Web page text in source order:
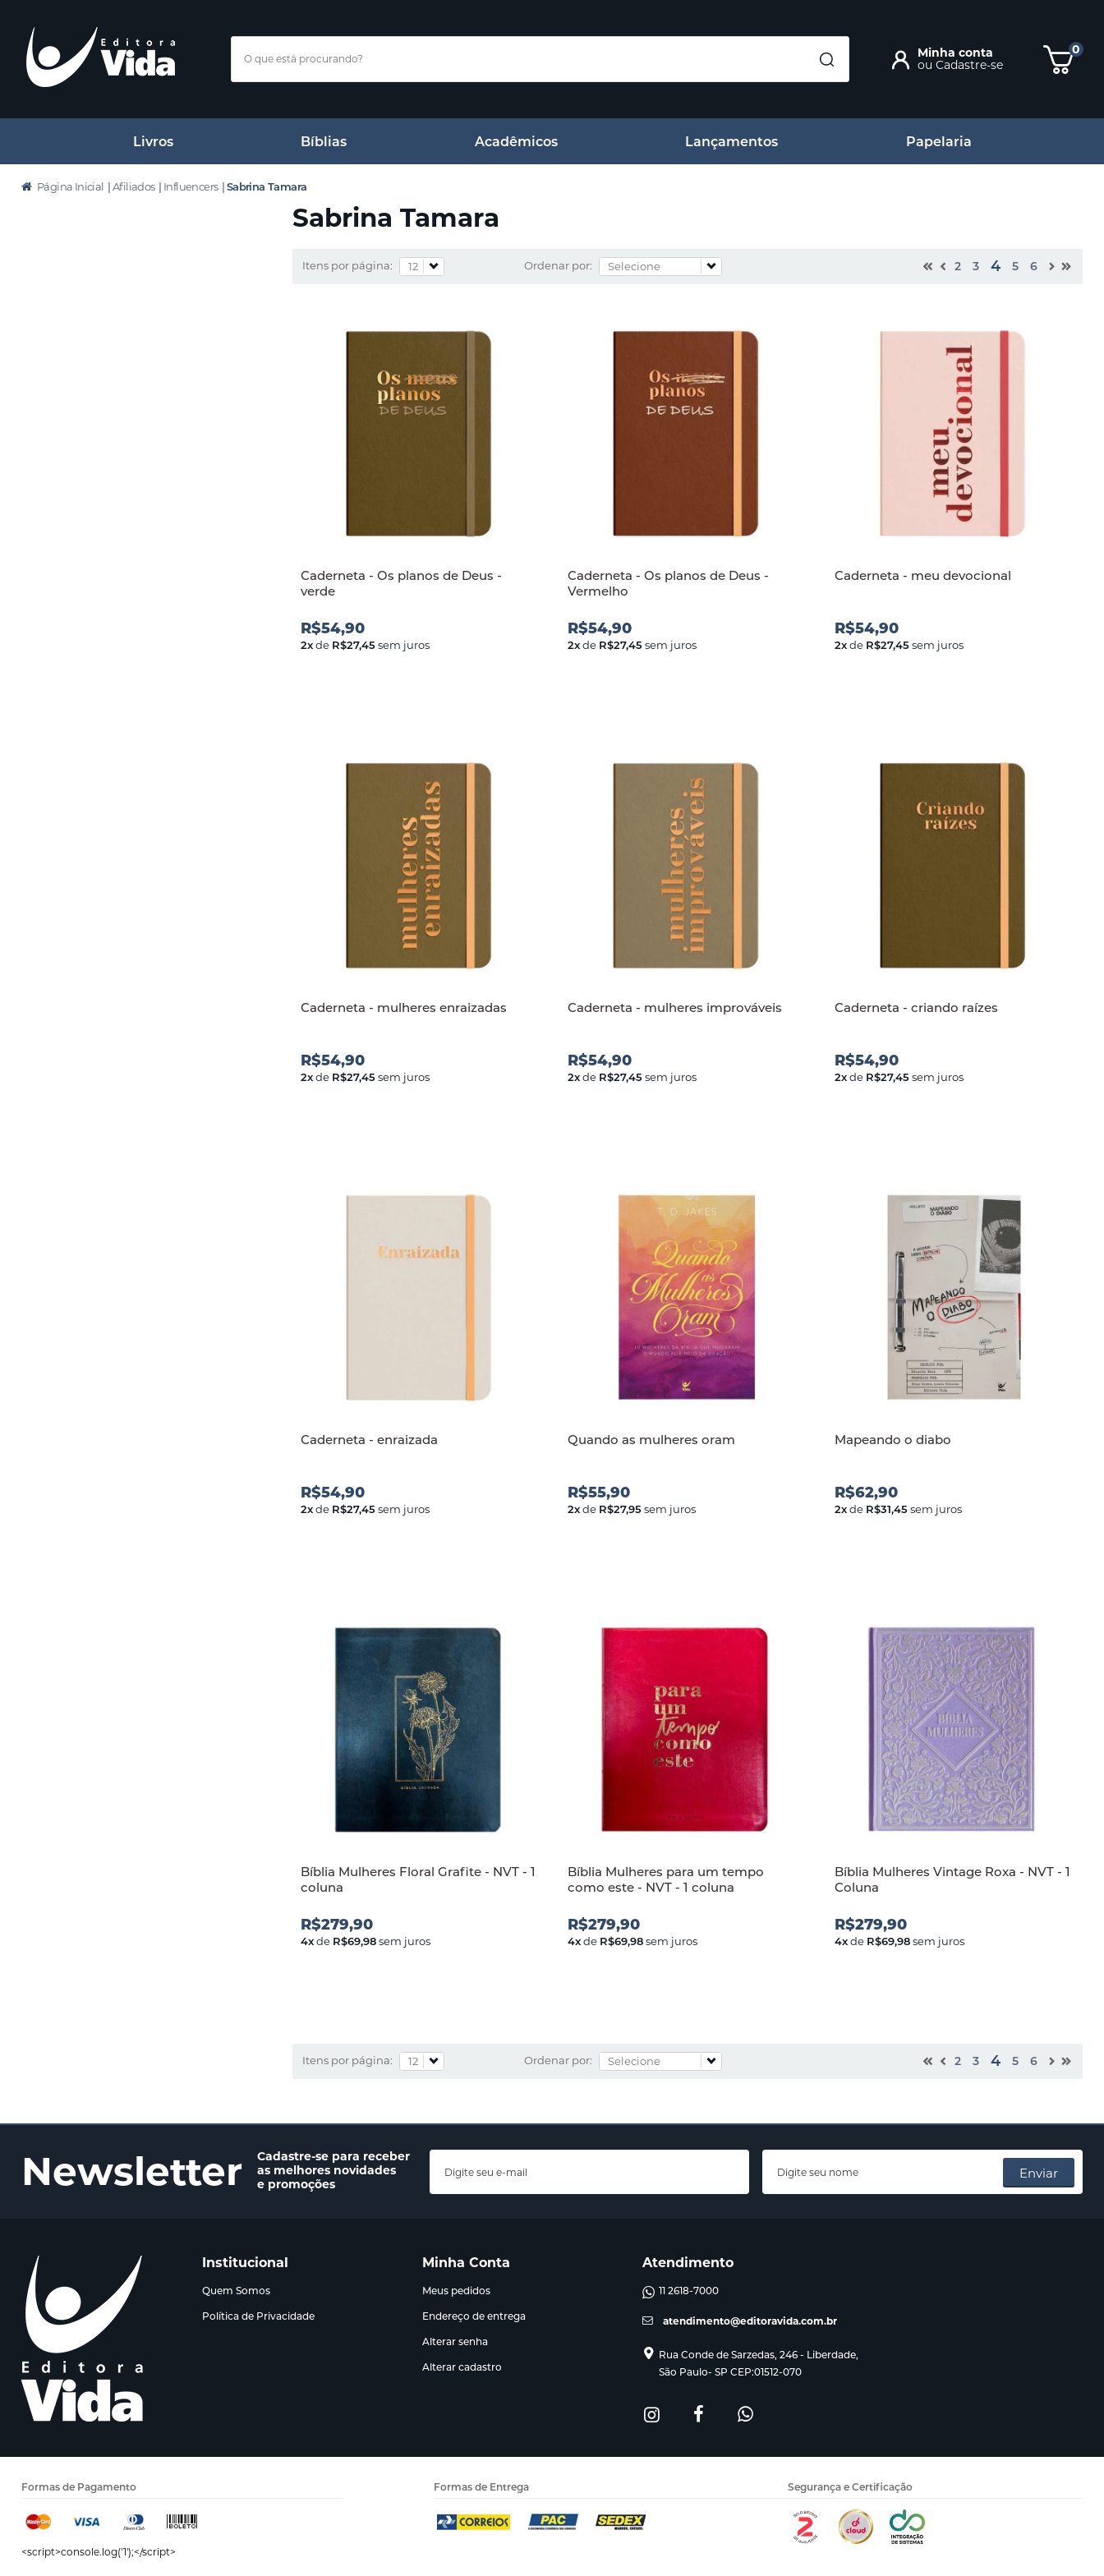
Minha conta
ou Cadastre-se
0
Livros Bíblias Acadêmicos Lançamentos Papelaria
Página Inicial |Afiliados | Influencers |Sabrina Tamara
Sabrina Tamara
Itens por página: Ordenar por: 2 3 4 5 6
Caderneta - Os planos de Deus -
verde
R$54,90
2xde R$27,45sem juros
Caderneta - Os planos de Deus -
Vermelho
R$54,90
2xde R$27,45sem juros
Caderneta - meu devocional
R$54,90
2xde R$27,45sem juros
Caderneta - mulheres enraizadas
R$54,90
2xde R$27,45sem juros
Caderneta - mulheres improváveis
R$54,90
2xde R$27,45sem juros
Caderneta - criando raízes
R$54,90
2xde R$27,45sem juros
Caderneta - enraizada
R$54,90
2xde R$27,45sem juros
Quando as mulheres oram
R$55,90
2xde R$27,95sem juros
Mapeando o diabo
R$62,90
2xde R$31,45sem juros
Bíblia Mulheres Floral Grafite - NVT - 1
coluna
R$279,90
4xde R$69,98sem juros
Bíblia Mulheres para um tempo
como este - NVT - 1 coluna
R$279,90
4xde R$69,98sem juros
Bíblia Mulheres Vintage Roxa - NVT - 1
Coluna
R$279,90
4xde R$69,98sem juros
Itens por página: Ordenar por: 2 3 4 5 6
Newsletter
Cadastre-se para receber
as melhores novidades
e promoções
Enviar
Institucional
Quem Somos
Política de Privacidade
Minha Conta
Meus pedidos
Endereço de entrega
Alterar senha
Alterar cadastro
Atendimento
11 2618-7000
atendimento@editoravida.com.br
Rua Conde de Sarzedas, 246 - Liberdade,
São Paulo- SP CEP:01512-070
Formas de Pagamento
<script>console.log('1');</script>
Formas de Entrega Segurança e Certificação